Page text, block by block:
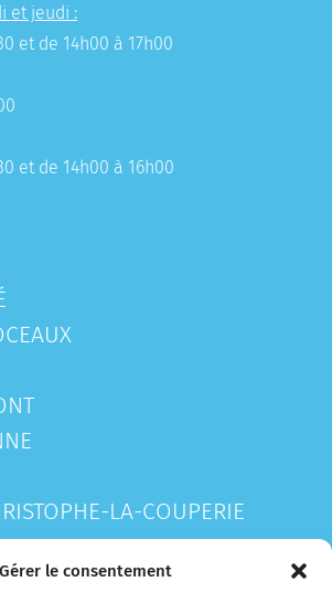
Gérer le consentement
et jeudi :
et de 14h00 à 17h00
et de 14h00 à 16h00
LA-COUPERIE
DES-AUTELS
DE-LANDEMONT